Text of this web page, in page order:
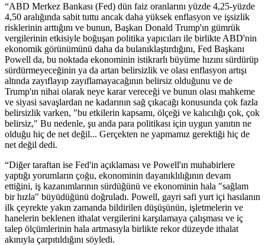
“ABD Merkez Bankası (Fed) dün faiz oranlarını yüzde 4,25-yüzde
4,50 aralığında sabit tuttu ancak daha yüksek enflasyon ve işsizlik
risklerinin arttığını ve bunun, Başkan Donald Trump'ın gümrük
vergilerinin etkisiyle boğuşan politika yapıcıları ile birlikte ABD'nin
ekonomik görünümünü daha da bulanıklaştırdığını, Fed Başkanı
Powell da, bu noktada ekonominin istikrarlı büyüme hızını sürdürüp
sürdürmeyeceğinin ya da artan belirsizlik ve olası enflasyon artışı
altında zayıflayıp zayıflamayacağının belirsiz olduğunu ve de
Trump'ın nihai olarak neye karar vereceği ve bunun olası mahkeme
ve siyasi savaşlardan ne kadarının sağ çıkacağı konusunda çok fazla
belirsizlik varken, "bu etkilerin kapsamı, ölçeği ve kalıcılığı çok, çok
belirsiz," Bu nedenle, şu anda para politikası için uygun yanıtın ne
olduğu hiç de net değil... Gerçekten ne yapmamız gerektiği hiç de
net değil dedi.
“Diğer taraftan ise Fed'in açıklaması ve Powell'ın muhabirlere
yaptığı yorumların çoğu, ekonominin dayanıklılığının devam
ettiğini, iş kazanımlarının sürdüğünü ve ekonominin hala "sağlam
bir hızla" büyüdüğünü doğruladı. Powell, gayri safi yurt içi hasılanın
ilk çeyrekte yakın zamanda bildirilen düşüşünün, işletmelerin ve
hanelerin beklenen ithalat vergilerini karşılamaya çalışması ve iç
talep ölçümlerinin hala artmasıyla birlikte rekor düzeyde ithalat
akınıyla çarpıtıldığını söyledi.